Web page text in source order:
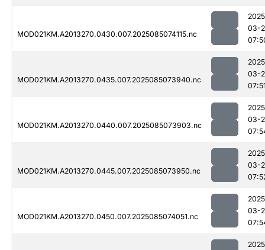
MOD021KM.A2013270.0430.007.2025085074115.nc
03-
MOD021KM.A2013270.0435.007.2025085073940.nc
03-
MOD021KM.A2013270.0440.007.2025085073903.nc
03-
MOD021KM.A2013270.0445.007.2025085073950.nc
03-
MOD021KM.A2013270.0450.007.2025085074051.nc
03-